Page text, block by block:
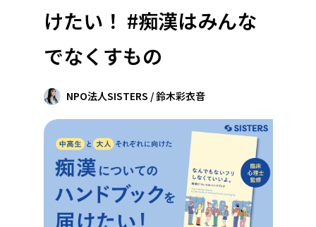
近畿
中国
四国
九州・沖縄
環境・エシカル
人権・マイノリティ
社会貢献
地域からさがす
北海道 青森 岩手 宮城
栃木 群馬 埼玉 東京
富山 石川 福井 山梨 長野
滋賀 京都 兵庫 奈良
けたい！ #痴漢はみんな
でなくすもの
NPO法人SISTERS / 鈴木彩衣音